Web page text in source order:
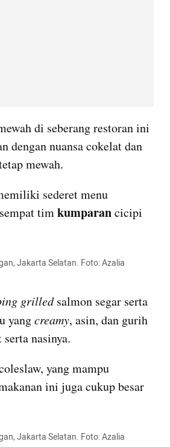
di seberang restoran ini
dengan nuansa cokelat dan
mewah.
sederet menu
tim kumparan cicipi
Jakarta Selatan. Foto: Azalia
grilled salmon segar serta
yang creamy, asin, dan gurih
nasinya.
yang mampu
ini juga cukup besar
Jakarta Selatan. Foto: Azalia